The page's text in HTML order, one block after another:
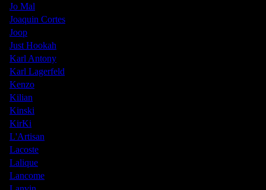
Jo Mal
Joaquin Cortes
Joop
Just Hookah
Karl Antony
Karl Lagerfeld
Kenzo
Kilian
Kinski
KirKi
L'Artisan
Lacoste
Lalique
Lancome